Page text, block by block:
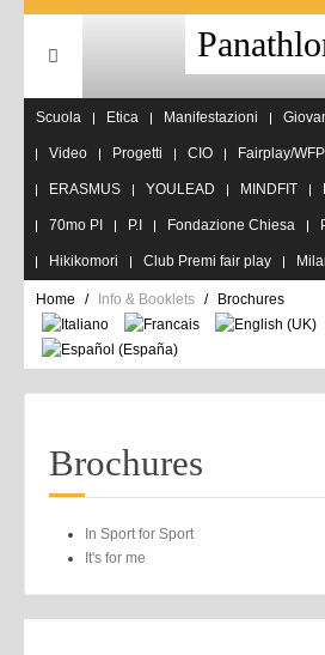
Scuola Etica Manifestazioni
Video Progetti CIO Fairplay/
ERASMUS YOULEAD MINDFIT
70mo PI P.I Fondazione Chiesa
Hikikomori Club Premi fair play
Home Info & Booklets Brochures
Brochures
In Sport for Sport
It's for me